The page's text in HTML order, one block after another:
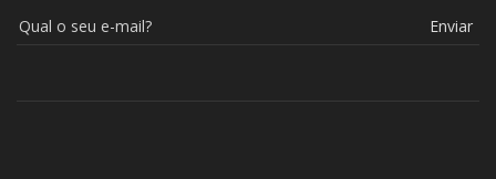
Enviar